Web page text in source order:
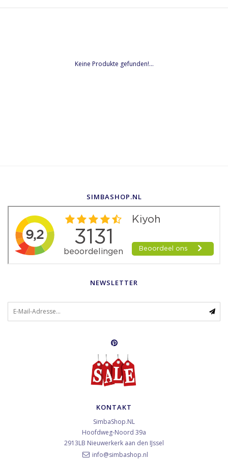
Keine Produkte gefunden!...
SIMBASHOP.NL
NEWSLETTER
KONTAKT
SimbaShop.NL
Hoofdweg-Noord 39a
2913LB Nieuwerkerk aan den IJssel
info@simbashop.nl